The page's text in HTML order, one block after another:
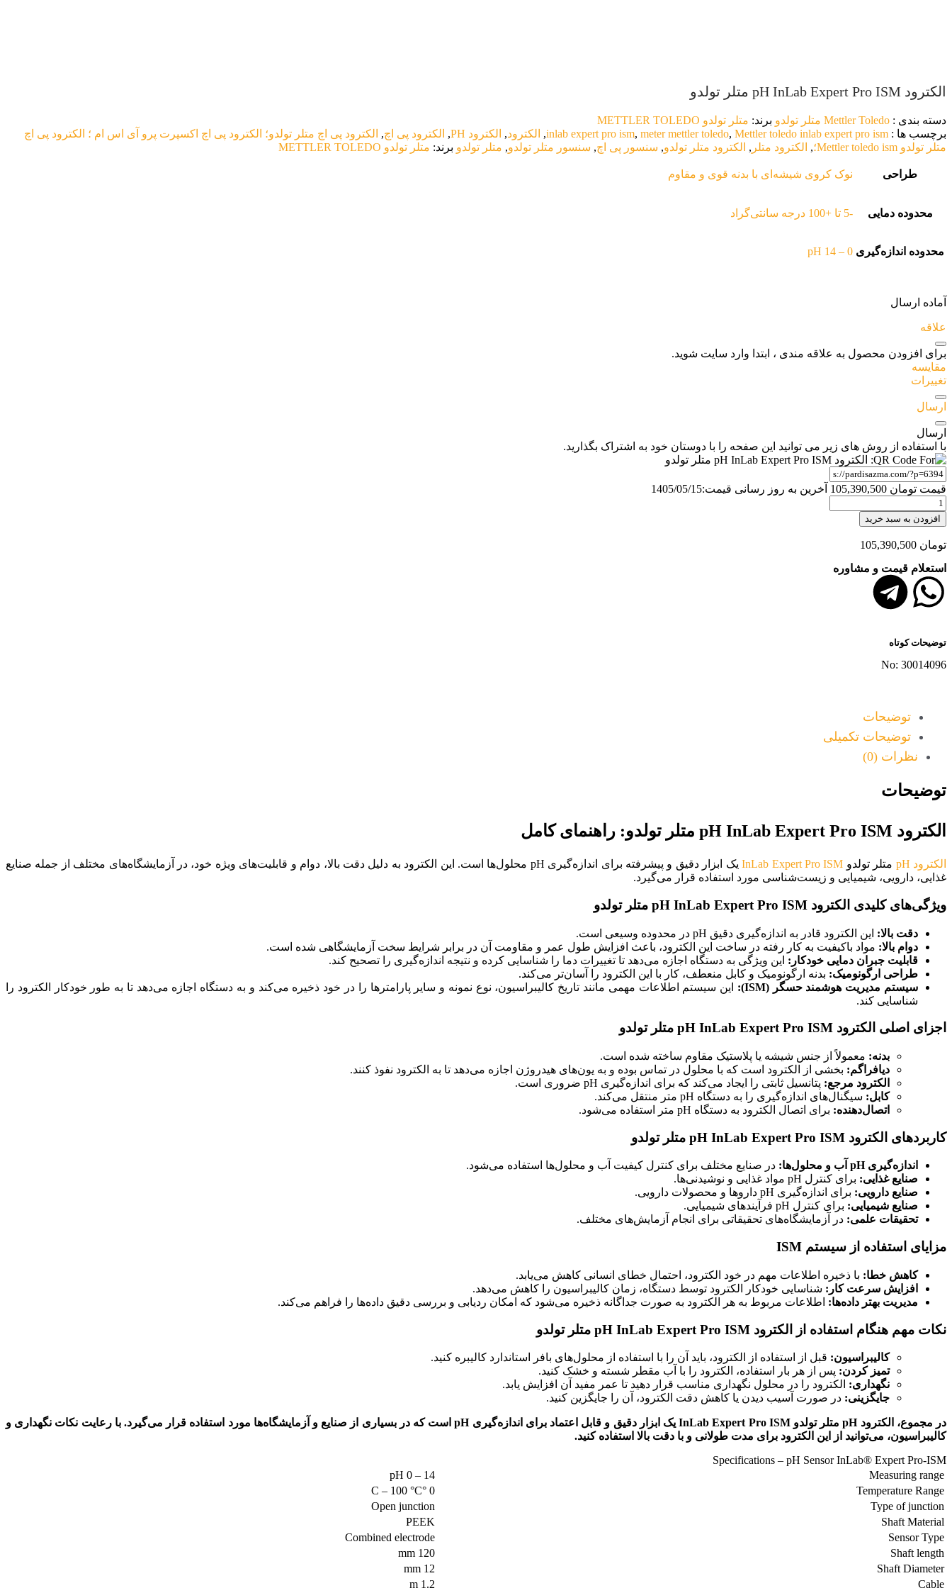
استیل
محصولات استیل
آزمایشگاهی
اسپاتول استیل بمبو نمونه گیری
سیستم فیلتراسیون
استیل
کریمپر
الکترود pH InLab Expert Pro ISM متلر تولدو
دسته بندی : Mettler Toledo متلر تولدو برند: متلر تولدو METTLER TOLEDO
برچسب ها :
inlab expert pro ism, meter mettler toledo, Mettler toledo inlab expert pro ism
, الکترود, الکترود PH , الکترود پی اچ, الکترود پی اچ متلر تولدو؛ الکترود پی اچ اکسپرت پرو آی اس ام ؛ الکترود پی اچ
متلر تولدو Mettler toledo ism؛
, الکترود متلر , الکترود متلر تولدو, سنسور پی اچ, سنسور متلر تولدو, متلر تولدو برند: متلر تولدو METTLER TOLEDO
طراحی نوک کروی شیشه‌ای با بدنه قوی و مقاوم
محدوده دمایی -5 تا +100 درجه سانتی‌گراد
محدوده اندازه‌گیری 0 – 14 pH
آماده ارسال
علاقه
برای افزودن محصول به علاقه مندی ، ابتدا وارد سایت شوید.
مقایسه
تغییرات
ارسال
ارسال
با استفاده از روش های زیر می توانید این صفحه را با دوستان خود به اشتراک بگذارید.
قیمت تومان آخرین به روز رسانی قیمت:1405/05/15
افزودن به سبد خرید
تومان
استعلام قیمت و مشاوره
توضیحات کوتاه
No: 30014096
توضیحات
توضیحات تکمیلی
نظرات (0)
توضیحات
الکترود pH InLab Expert Pro ISM متلر تولدو: راهنمای کامل
الکترود pH متلر تولدو InLab Expert Pro ISM
یک ابزار دقیق و پیشرفته برای اندازه‌گیری pH محلول‌ها است. این الکترود به دلیل دقت بالا، دوام و قابلیت‌های ویژه خود، در آزمایشگاه‌های مختلف از جمله صنایع
غذایی، دارویی، شیمیایی و زیست‌شناسی مورد استفاده قرار می‌گیرد.
ویژگی‌های کلیدی الکترود pH InLab Expert Pro ISM متلر تولدو
دقت بالا: این الکترود قادر به اندازه‌گیری دقیق pH در محدوده وسیعی است.
دوام بالا: مواد باکیفیت به کار رفته در ساخت این الکترود، باعث افزایش طول عمر و مقاومت آن در برابر شرایط سخت آزمایشگاهی شده است.
قابلیت جبران دمایی خودکار: این ویژگی به دستگاه اجازه می‌دهد تا تغییرات دما را شناسایی کرده و نتیجه اندازه‌گیری را تصحیح کند.
طراحی ارگونومیک: بدنه ارگونومیک و کابل منعطف، کار با این الکترود را آسان‌تر می‌کند.
سیستم مدیریت هوشمند حسگر (ISM):
این سیستم اطلاعات مهمی مانند تاریخ کالیبراسیون، نوع نمونه و سایر پارامترها را در خود ذخیره می‌کند و به دستگاه اجازه می‌دهد تا به طور خودکار الکترود را
شناسایی کند.
اجزای اصلی الکترود pH InLab Expert Pro ISM متلر تولدو
بدنه: معمولاً از جنس شیشه یا پلاستیک مقاوم ساخته شده است.
دیافراگم: بخشی از الکترود است که با محلول در تماس بوده و به یون‌های هیدروژن اجازه می‌دهد تا به الکترود نفوذ کنند.
الکترود مرجع: پتانسیل ثابتی را ایجاد می‌کند که برای اندازه‌گیری pH ضروری است.
کابل: سیگنال‌های اندازه‌گیری را به دستگاه pH متر منتقل می‌کند.
اتصال‌دهنده: برای اتصال الکترود به دستگاه pH متر استفاده می‌شود.
کاربردهای الکترود pH InLab Expert Pro ISM متلر تولدو
اندازه‌گیری pH آب و محلول‌ها:
در صنایع مختلف برای کنترل کیفیت آب و محلول‌ها استفاده می‌شود.
صنایع غذایی: برای کنترل pH مواد غذایی و نوشیدنی‌ها.
صنایع دارویی: برای اندازه‌گیری pH داروها و محصولات دارویی.
صنایع شیمیایی: برای کنترل pH فرآیندهای شیمیایی.
تحقیقات علمی: در آزمایشگاه‌های تحقیقاتی برای انجام آزمایش‌های مختلف.
مزایای استفاده از سیستم ISM
کاهش خطا: با ذخیره اطلاعات مهم در خود الکترود، احتمال خطای انسانی کاهش می‌یابد.
افزایش سرعت کار: شناسایی خودکار الکترود توسط دستگاه، زمان کالیبراسیون را کاهش می‌دهد.
مدیریت بهتر داده‌ها: اطلاعات مربوط به هر الکترود به صورت جداگانه ذخیره می‌شود که امکان ردیابی و بررسی دقیق داده‌ها را فراهم می‌کند.
نکات مهم هنگام استفاده از الکترود pH InLab Expert Pro ISM متلر تولدو
کالیبراسیون: قبل از استفاده از الکترود، باید آن را با استفاده از محلول‌های بافر استاندارد کالیبره کنید.
تمیز کردن: پس از هر بار استفاده، الکترود را با آب مقطر شسته و خشک کنید.
نگهداری: الکترود را در محلول نگهداری مناسب قرار دهید تا عمر مفید آن افزایش یابد.
جایگزینی: در صورت آسیب دیدن یا کاهش دقت الکترود، آن را جایگزین کنید.
در مجموع، الکترود pH متلر تولدو InLab Expert Pro ISM یک ابزار دقیق و قابل اعتماد برای اندازه‌گیری pH است که در بسیاری از صنایع و آزمایشگاه‌ها مورد استفاده قرار می‌گیرد. با رعایت نکات نگهداری و
کالیبراسیون، می‌توانید از این الکترود برای مدت طولانی و با دقت بالا استفاده کنید.
Specifications – pH Sensor InLab® Expert Pro-ISM
Measuring range
pH 0 – 14
Temperature Range
0 °C – 100 °C
Type of junction
Open junction
Shaft Material
PEEK
Sensor Type
Combined electrode
Shaft length
120 mm
Shaft Diameter
12 mm
Cable
1.2 m